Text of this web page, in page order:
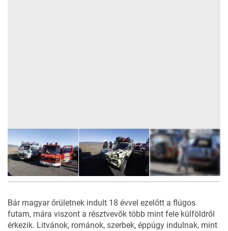
Bár magyar őrületnek indult 18 évvel ezelőtt a flúgos
futam, mára viszont a résztvevők több mint fele külföldről
érkezik. Litvánok, románok, szerbek, éppúgy indulnak, mint